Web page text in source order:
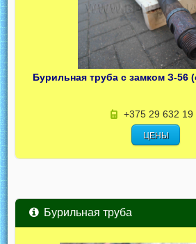
Бурильная труба с замком З-56
+375 29 632 19
ЦЕНЫ
Бурильная труба